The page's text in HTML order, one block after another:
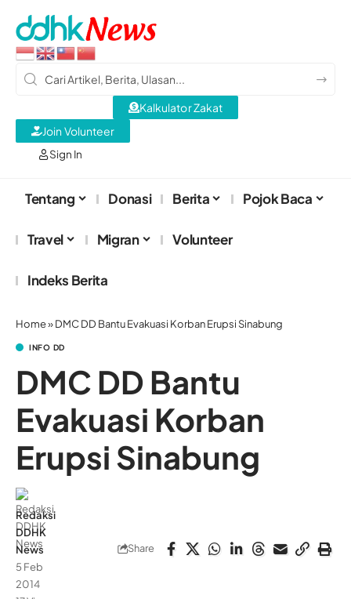
Sign In
Kalkulator Zakat
Join Volunteer
Tentang Donasi Berita Pojok Baca
Travel Migran Volunteer
Indeks Berita
Home»DMC DD Bantu Evakuasi Korban Erupsi Sinabung
INFO DD
DMC DD Bantu
Evakuasi Korban
Erupsi Sinabung
Redaksi
DDHK
News
5 Feb
2014
Share